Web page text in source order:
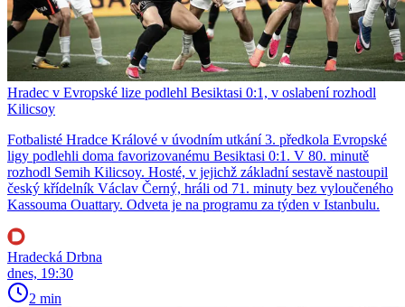
Hradec v Evropské lize podlehl Besiktasi 0:1, v oslabení rozhodl
Kilicsoy
Fotbalisté Hradce Králové v úvodním utkání 3. předkola Evropské
ligy podlehli doma favorizovanému Besiktasi 0:1. V 80. minutě
rozhodl Semih Kilicsoy. Hosté, v jejichž základní sestavě nastoupil
český křídelník Václav Černý, hráli od 71. minuty bez vyloučeného
Kassouma Ouattary. Odveta je na programu za týden v Istanbulu.
Hradecká Drbna
dnes, 19:30
2 min